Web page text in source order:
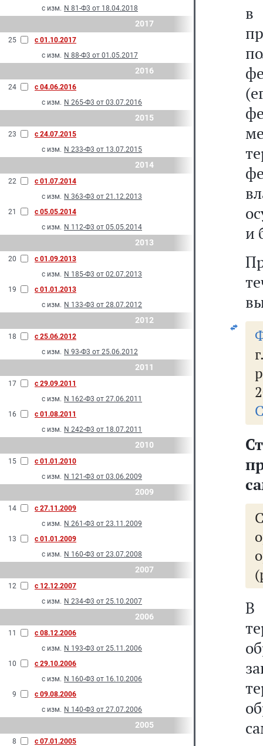
с изм. N 81-Ф3 от 18.04.2018
2017
25
с 01.10.2017
с изм. N 88-Ф3 от 01.05.2017
2016
24
с 04.06.2016
с изм. N 265-Ф3 от 03.07.2016
2015
23
с 24.07.2015
с изм. N 233-Ф3 от 13.07.2015
2014
22
с 01.07.2014
с изм. N 363-Ф3 от 21.12.2013
21
с 05.05.2014
с изм. N 112-Ф3 от 05.05.2014
2013
20
с 01.09.2013
с изм. N 185-Ф3 от 02.07.2013
19
с 01.01.2013
с изм. N 133-Ф3 от 28.07.2012
2012
18
с 25.06.2012
с изм. N 93-Ф3 от 25.06.2012
2011
17
с 29.09.2011
с изм. N 162-Ф3 от 27.06.2011
16
с 01.08.2011
с изм. N 242-Ф3 от 18.07.2011
2010
15
с 01.01.2010
с изм. N 121-Ф3 от 03.06.2009
2009
14
с 27.11.2009
с изм. N 261-Ф3 от 23.11.2009
13
с 01.01.2009
с изм. N 160-Ф3 от 23.07.2008
2007
12
с 12.12.2007
с изм. N 234-Ф3 от 25.10.2007
2006
11
с 08.12.2006
с изм. N 193-Ф3 от 25.11.2006
10
с 29.10.2006
с изм. N 160-Ф3 от 16.10.2006
9
с 09.08.2006
с изм. N 140-Ф3 от 27.07.2006
2005
8
с 07.01.2005
в
и
В